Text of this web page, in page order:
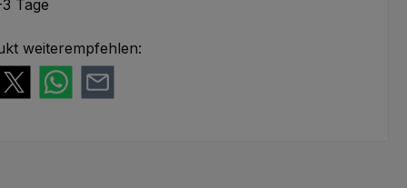
Tage
weiterempfehlen: